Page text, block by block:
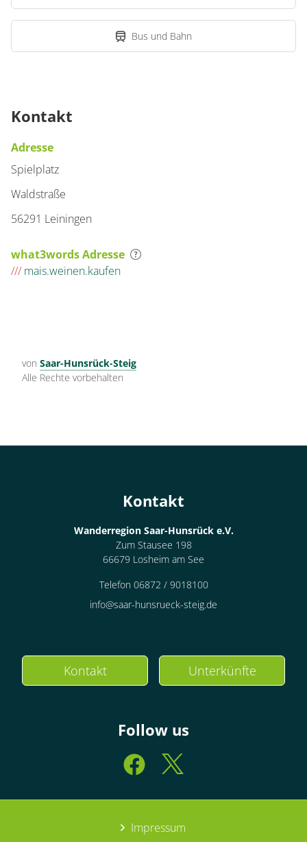
Bus und Bahn
Kontakt
Adresse
Spielplatz
Waldstraße
56291 Leiningen
what3words Adresse
/// mais.weinen.kaufen
von Saar-Hunsrück-Steig
Alle Rechte vorbehalten
Kontakt
Wanderregion Saar-Hunsrück e.V.
Zum Stausee 198
66679 Losheim am See
Telefon 06872 / 9018100
info@saar-hunsrueck-steig.de
Kontakt Unterkünfte
Follow us
Impressum